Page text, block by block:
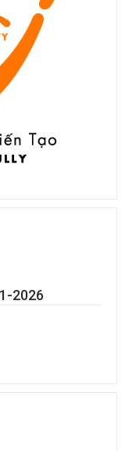
2026